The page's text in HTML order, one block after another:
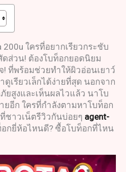
ใครที่อยากเรียวกระชับ
ดส่วน! ต้องโบท็อกยอดนิยม
ที่พร้อมช่วยทำให้ผิวอ่อนเยาว์
เรียวเล็กได้ง่ายที่สุด นอกจาก
สูงและเห็นผลไวแล้ว นาโบ
ยอีก ใครที่กำลังตามหาโบท็อก
ชาวเน็ตรีวิวกันบ่อยๆ agent-
กยี่ห้อไหนดี? ซื้อโบท็อกที่ไหน